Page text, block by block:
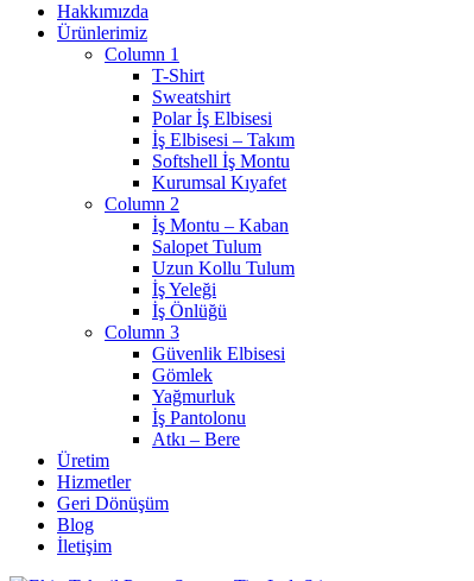
Hakkımızda
Ürünlerimiz
Column 1
T-Shirt
Sweatshirt
Polar İş Elbisesi
İş Elbisesi – Takım
Softshell İş Montu
Kurumsal Kıyafet
Column 2
İş Montu – Kaban
Salopet Tulum
Uzun Kollu Tulum
İş Yeleği
İş Önlüğü
Column 3
Güvenlik Elbisesi
Gömlek
Yağmurluk
İş Pantolonu
Atkı – Bere
Üretim
Hizmetler
Geri Dönüşüm
Blog
İletişim